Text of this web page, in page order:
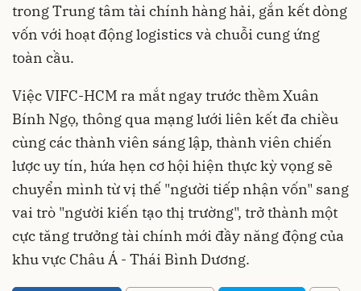
trong Trung tâm tài chính hàng hải, gắn kết dòng
vốn với hoạt động logistics và chuỗi cung ứng
toàn cầu.
Việc VIFC-HCM ra mắt ngay trước thềm Xuân
Bính Ngọ, thông qua mạng lưới liên kết đa chiều
cùng các thành viên sáng lập, thành viên chiến
lược uy tín, hứa hẹn cơ hội hiện thực kỳ vọng sẽ
chuyển mình từ vị thế "người tiếp nhận vốn" sang
vai trò "người kiến tạo thị trường", trở thành một
cực tăng trưởng tài chính mới đầy năng động của
khu vực Châu Á - Thái Bình Dương.